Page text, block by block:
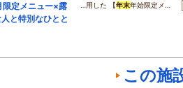
定メニュー×露
と特別なひとと
…用した 【年末年始限定メ…
この施